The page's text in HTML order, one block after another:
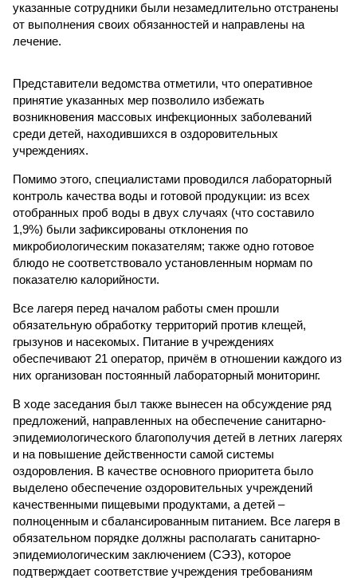
указанные сотрудники были незамедлительно отстранены
от выполнения своих обязанностей и направлены на
лечение.
Представители ведомства отметили, что оперативное
принятие указанных мер позволило избежать
возникновения массовых инфекционных заболеваний
среди детей, находившихся в оздоровительных
учреждениях.
Помимо этого, специалистами проводился лабораторный
контроль качества воды и готовой продукции: из всех
отобранных проб воды в двух случаях (что составило
1,9%) были зафиксированы отклонения по
микробиологическим показателям; также одно готовое
блюдо не соответствовало установленным нормам по
показателю калорийности.
Все лагеря перед началом работы смен прошли
обязательную обработку территорий против клещей,
грызунов и насекомых. Питание в учреждениях
обеспечивают 21 оператор, причём в отношении каждого из
них организован постоянный лабораторный мониторинг.
В ходе заседания был также вынесен на обсуждение ряд
предложений, направленных на обеспечение санитарно-
эпидемиологического благополучия детей в летних лагерях
и на повышение действенности самой системы
оздоровления. В качестве основного приоритета было
выделено обеспечение оздоровительных учреждений
качественными пищевыми продуктами, а детей –
полноценным и сбалансированным питанием. Все лагеря в
обязательном порядке должны располагать санитарно-
эпидемиологическим заключением (СЭЗ), которое
подтверждает соответствие учреждения требованиям